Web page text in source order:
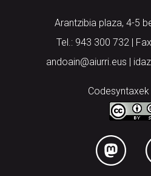
Arantzibia plaza, 4-5
Tel.: 943 300 732 |
andoain@aiurri.eus |